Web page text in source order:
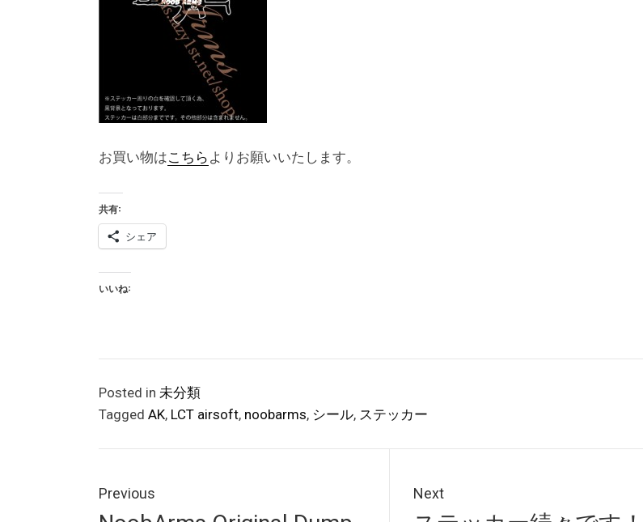
お買い物はこちら よりお願いいたします。
共有:
シェア
いいね:
Posted in 未分類
Tagged AK, LCT airsoft, noobarms, シール, ステッカー
稿
Previous
Previous
Next
Next